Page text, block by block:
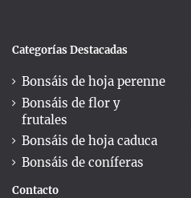
Categorías Destacadas
Bonsáis de hoja perenne
Bonsáis de flor y
frutales
Bonsáis de hoja caduca
Bonsáis de coníferas
Contacto